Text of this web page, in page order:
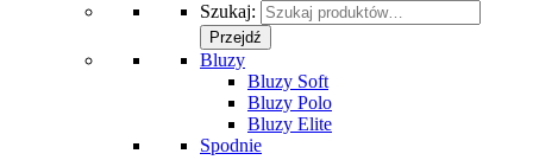
Szukaj:
Przejdź
Bluzy
Bluzy Soft
Bluzy Polo
Bluzy Elite
Spodnie